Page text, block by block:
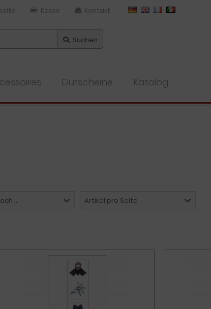
Kasse Kontakt
Suchen
Gutscheine Katalog
... Artikel pro Seite